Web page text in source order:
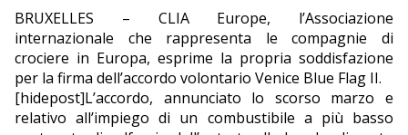
TURISMO
CULTURA
NAUTICA
BRUXELLES – CLIA Europe, l’Associazione
internazionale che rappresenta le compagnie di
crociere in Europa, esprime la propria soddisfazione
per la firma dell’accordo volontario Venice Blue Flag II.
[hidepost]L’accordo, annunciato lo scorso marzo e
relativo all’impiego di un combustibile a più basso